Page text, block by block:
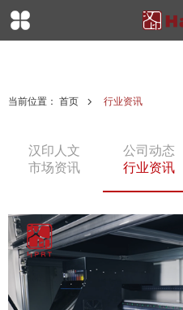
当前位置： 首页 行业资讯
汉印人文 公司动态
市场资讯
行业资讯